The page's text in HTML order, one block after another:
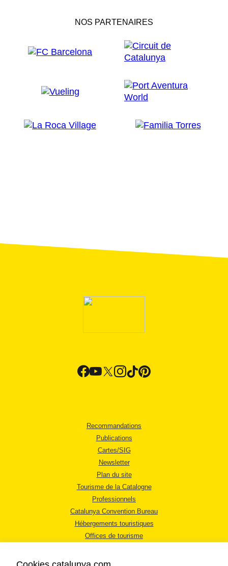
NOS PARTENAIRES
Recommandations
Publications
Cartes/SIG
Newsletter
Plan du site
Tourisme de la Catalogne
Professionnels
Catalunya Convention Bureau
Hébergements touristiques
Offices de tourisme